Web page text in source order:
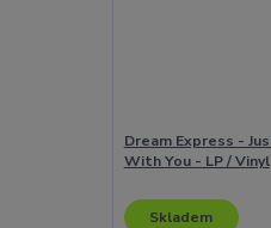
Dream Express -
With You - LP / Vinyl
Skladem